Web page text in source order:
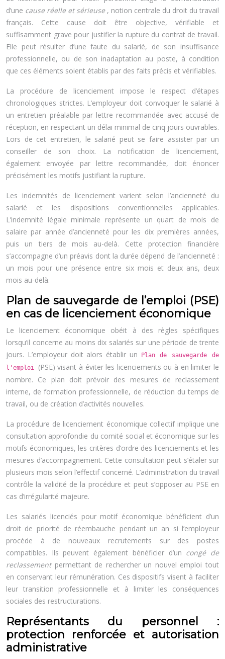
d’une cause réelle et sérieuse , notion centrale du droit du travail
français. Cette cause doit être objective, vérifiable et
suffisamment grave pour justifier la rupture du contrat de travail.
Elle peut résulter d’une faute du salarié, de son insuffisance
professionnelle, ou de son inadaptation au poste, à condition
que ces éléments soient établis par des faits précis et vérifiables.
La procédure de licenciement impose le respect d’étapes
chronologiques strictes. L’employeur doit convoquer le salarié à
un entretien préalable par lettre recommandée avec accusé de
réception, en respectant un délai minimal de cinq jours ouvrables.
Lors de cet entretien, le salarié peut se faire assister par un
conseiller de son choix. La notification de licenciement,
également envoyée par lettre recommandée, doit énoncer
précisément les motifs justifiant la rupture.
Les indemnités de licenciement varient selon l’ancienneté du
salarié et les dispositions conventionnelles applicables.
L’indemnité légale minimale représente un quart de mois de
salaire par année d’ancienneté pour les dix premières années,
puis un tiers de mois au-delà. Cette protection financière
s’accompagne d’un préavis dont la durée dépend de l’ancienneté :
un mois pour une présence entre six mois et deux ans, deux
mois au-delà.
Plan de sauvegarde de l’emploi (PSE)
en cas de licenciement économique
Le licenciement économique obéit à des règles spécifiques
lorsqu’il concerne au moins dix salariés sur une période de trente
jours. L’employeur doit alors établir un
Plan de sauvegarde de
l'emploi (PSE) visant à éviter les licenciements ou à en limiter le
nombre. Ce plan doit prévoir des mesures de reclassement
interne, de formation professionnelle, de réduction du temps de
travail, ou de création d’activités nouvelles.
La procédure de licenciement économique collectif implique une
consultation approfondie du comité social et économique sur les
motifs économiques, les critères d’ordre des licenciements et les
mesures d’accompagnement. Cette consultation peut s’étaler sur
plusieurs mois selon l’effectif concerné. L’administration du travail
contrôle la validité de la procédure et peut s’opposer au PSE en
cas d’irrégularité majeure.
Les salariés licenciés pour motif économique bénéficient d’un
droit de priorité de réembauche pendant un an si l’employeur
procède à de nouveaux recrutements sur des postes
compatibles. Ils peuvent également bénéficier d’un congé de
reclassement permettant de rechercher un nouvel emploi tout
en conservant leur rémunération. Ces dispositifs visent à faciliter
leur transition professionnelle et à limiter les conséquences
sociales des restructurations.
Représentants du personnel :
protection renforcée et autorisation
administrative